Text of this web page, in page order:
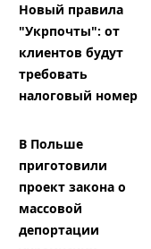
Новый правила
"Укрпочты": от
клиентов будут
требовать
налоговый номер
В Польше
приготовили
проект закона о
массовой
депортации